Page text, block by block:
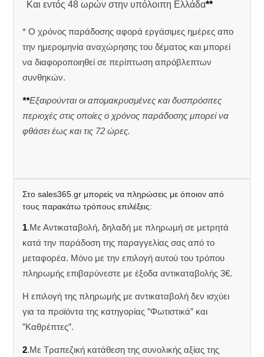
Και εντός 48 ωρών στην υπόλοιπη Ελλάδα**
* Ο χρόνος παράδοσης αφορά εργάσιμες ημέρες απο
την ημερομηνία αναχώρησης του δέματος και μπορεί
να διαφοροποιηθεί σε περίπτωση απρόβλεπτων
συνθηκών.
**Εξαιρούνται οι απομακρυσμένες και δυσπρόσιτες
περιοχές στις οποίες ο χρόνος παράδοσης μπορεί να
φθάσει έως και τις 72 ώρες.
Στο sales365.gr μπορείς να πληρώσεις με όποιον από
τους παρακάτω τρόπους επιλέξεις:
1.Με Αντικαταβολή, δηλαδή με πληρωμή σε μετρητά
κατά την παράδοση της παραγγελίας σας από το
μεταφορέα. Μόνο με την επιλογή αυτού του τρόπου
πληρωμής επιβαρύνεστε με έξοδα αντικαταβολής 3€.
Η επιλογή της πληρωμής με αντικαταβολή δεν ισχύει
για τα προϊόντα της κατηγορίας ”Φωτιστικά” και
”Καθρέπτες”.
2.Με Τραπεζική κατάθεση της συνολικής αξίας της